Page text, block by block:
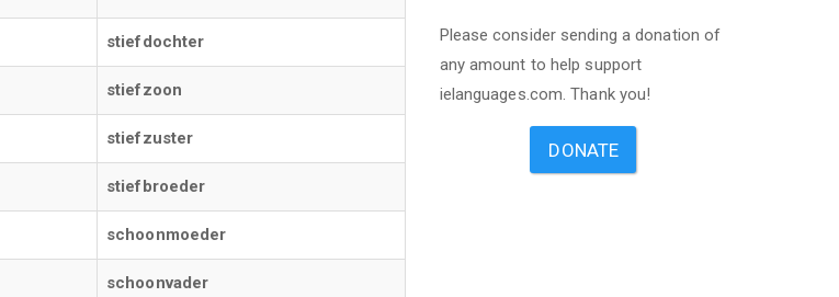
stiefdochter
stiefzoon
stiefzuster
stiefbroeder
schoonmoeder
schoonvader
Please consider sending a donation of
any amount to help support
ielanguages.com. Thank you!
DONATE